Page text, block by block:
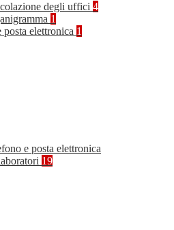
degli uffici 4
1
posta elettronica 1
e posta elettronica
19